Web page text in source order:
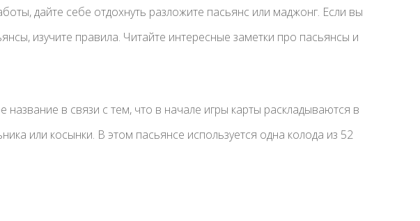
дайте себе отдохнуть разложите пасьянс или маджонг. Если вы
изучите правила. Читайте интересные заметки про пасьянсы и
название в связи с тем, что в начале игры карты раскладываются в
или косынки. В этом пасьянсе используется одна колода из 52